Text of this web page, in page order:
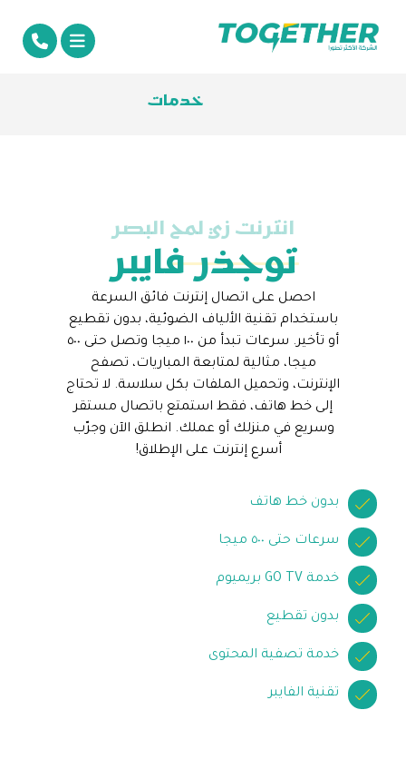
خدمات
انترنت زي لمح البصر
توجذر فايبر
احصل على اتصال إنترنت فائق السرعة
باستخدام تقنية الألياف الضوئية، بدون تقطيع
أو تأخير. سرعات تبدأ من ١٠٠ ميجا وتصل حتى ٥٠٠
ميجا، مثالية لمتابعة المباريات، تصفح
الإنترنت، وتحميل الملفات بكل سلاسة. لا تحتاج
إلى خط هاتف، فقط استمتع باتصال مستقر
وسريع في منزلك أو عملك. انطلق الآن وجرّب
أسرع إنترنت على الإطلاق!
بدون خط هاتف
سرعات حتى ٥٠٠ ميجا
خدمة GO TV بريميوم
بدون تقطيع
خدمة تصفية المحتوى
تقنية الفايبر